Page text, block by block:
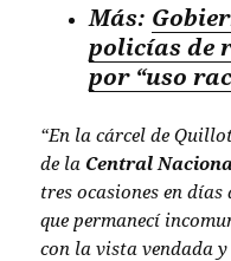
Más:
policías de
por “uso
“En la cárcel de
de la Central
tres ocasiones en
que permanecí
con la vista vendada